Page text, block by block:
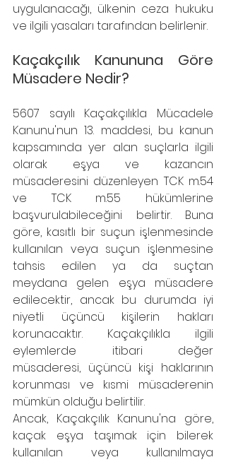
uygulanacağı, ülkenin ceza hukuku
ve ilgili yasaları tarafından belirlenir.
Kaçakçılık Kanununa Göre
Müsadere Nedir?
5607 sayılı Kaçakçılıkla Mücadele
Kanunu'nun 13. maddesi, bu kanun
kapsamında yer alan suçlarla ilgili
olarak eşya ve kazancın
müsaderesini düzenleyen TCK m.54
ve TCK m.55 hükümlerine
başvurulabileceğini belirtir. Buna
göre, kasıtlı bir suçun işlenmesinde
kullanılan veya suçun işlenmesine
tahsis edilen ya da suçtan
meydana gelen eşya müsadere
edilecektir, ancak bu durumda iyi
niyetli üçüncü kişilerin hakları
korunacaktır. Kaçakçılıkla ilgili
eylemlerde itibari değer
müsaderesi, üçüncü kişi haklarının
korunması ve kısmi müsaderenin
mümkün olduğu belirtilir.
Ancak, Kaçakçılık Kanunu'na göre,
kaçak eşya taşımak için bilerek
kullanılan veya kullanılmaya